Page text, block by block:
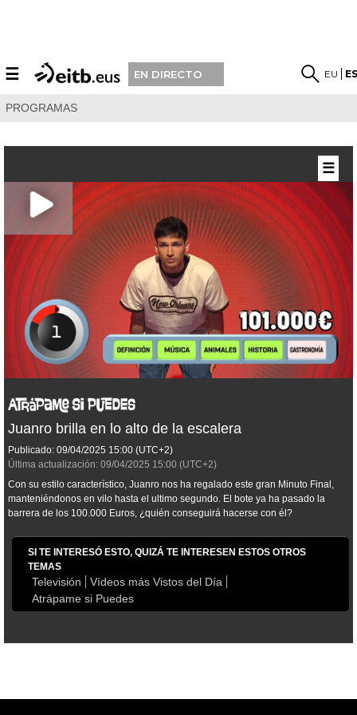
☰ EN DIRECTO EU
PROGRAMAS
Juanro brilla en lo alto de la escalera
Publicado: 09/04/2025 15:00 (UTC+2)
Última actualización: 09/04/2025 15:00 (UTC+2)
Con su estilo característico, Juanro nos ha regalado este gran Minuto Final,
manteniéndonos en vilo hasta el ultimo segundo. El bote ya ha pasado la
barrera de los 100.000 Euros, ¿quién conseguirá hacerse con él?
SI TE INTERESÓ ESTO, QUIZÁ TE INTERESEN ESTOS OTROS
TEMAS
Televisión
Vídeos más Vistos del Día
Atrápame si Puedes
☰